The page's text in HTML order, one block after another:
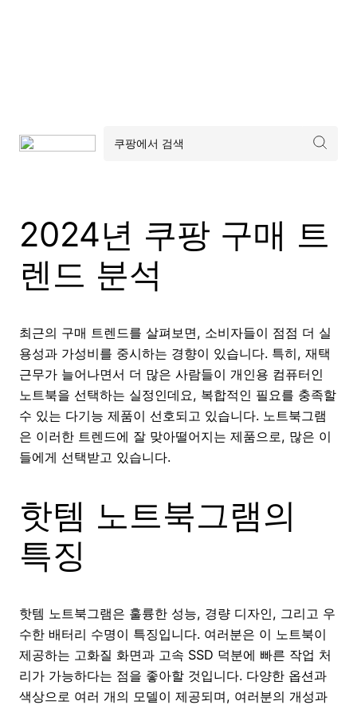
2024년 쿠팡 구매 트
렌드 분석
최근의 구매 트렌드를 살펴보면, 소비자들이 점점 더 실
용성과 가성비를 중시하는 경향이 있습니다. 특히, 재택
근무가 늘어나면서 더 많은 사람들이 개인용 컴퓨터인
노트북을 선택하는 실정인데요, 복합적인 필요를 충족할
수 있는 다기능 제품이 선호되고 있습니다. 노트북그램
은 이러한 트렌드에 잘 맞아떨어지는 제품으로, 많은 이
들에게 선택받고 있습니다.
핫템 노트북그램의
특징
핫템 노트북그램은 훌륭한 성능, 경량 디자인, 그리고 우
수한 배터리 수명이 특징입니다. 여러분은 이 노트북이
제공하는 고화질 화면과 고속 SSD 덕분에 빠른 작업 처
리가 가능하다는 점을 좋아할 것입니다. 다양한 옵션과
색상으로 여러 개의 모델이 제공되며, 여러분의 개성과